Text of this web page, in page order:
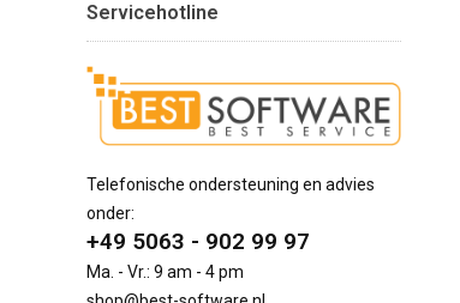
Servicehotline
Telefonische ondersteuning en advies
onder:
+49 5063 - 902 99 97
Ma. - Vr.: 9 am - 4 pm